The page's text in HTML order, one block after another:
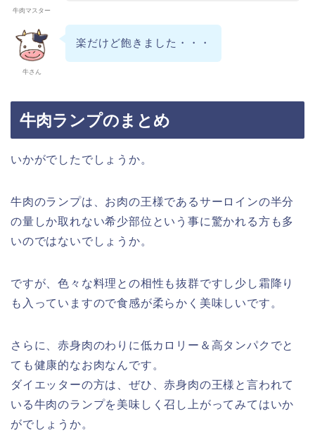
牛肉マスター
牛さん
楽だけど飽きました・・・
牛肉ランプのまとめ
いかがでしたでしょうか。
牛肉のランプは、お肉の王様であるサーロインの半分
の量しか取れない希少部位という事に驚かれる方も多
いのではないでしょうか。
ですが、色々な料理との相性も抜群ですし少し霜降り
も入っていますので食感が柔らかく美味しいです。
さらに、赤身肉のわりに低カロリー＆高タンパクでと
ても健康的なお肉なんです。
ダイエッターの方は、ぜひ、赤身肉の王様と言われて
いる牛肉のランプを美味しく召し上がってみてはいか
がでしょうか。